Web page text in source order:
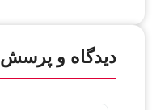
دیدگاه و پرسش